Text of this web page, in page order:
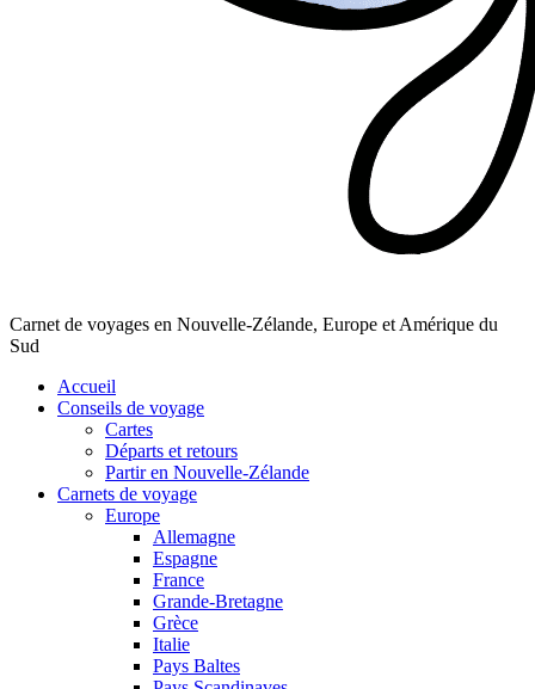
Carnet de voyages en Nouvelle-Zélande, Europe et Amérique du
Sud
Accueil
Conseils de voyage
Cartes
Départs et retours
Partir en Nouvelle-Zélande
Carnets de voyage
Europe
Allemagne
Espagne
France
Grande-Bretagne
Grèce
Italie
Pays Baltes